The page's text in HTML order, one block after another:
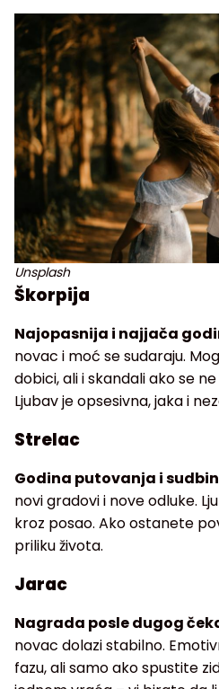
Unsplash
Škorpija
Najopasnija i najjača
novac i moć se sudaraju.
dobici, ali i skandali ako se
Ljubav je opsesivna, jaka i
Strelac
Godina putovanja i
novi gradovi i nove odluke.
kroz posao. Ako ostanete
priliku života.
Jarac
Nagrada posle dugog
novac dolazi stabilno.
fazu, ali samo ako spustite